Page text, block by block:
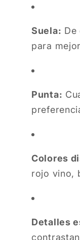
Suela: De
para
Punta:
Colores
rojo vino,
Detalles